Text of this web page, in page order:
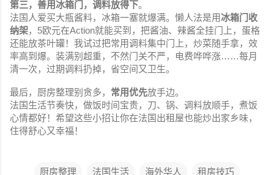
第三，善用冰箱门，调料放得下。
法国人爱买大瓶酱料，冰箱一塞就爆满。懒人法是用冰箱门收
纳架，5欧元在Action就能买到，把酱油、辣酱全挂门上，蛋格
还能放茶叶罐！我试过把常用调料集中门上，炒菜随手拿，效
率高到爆。装满别超重，不然门关不严，电费哗哗涨……每月
清一次，过期调料扔掉，省空间又卫生。
最后，厨房整理别贪多， 常用优先放手边。
法国生活节奏快，做饭时间宝贵，刀、锅、调料放顺手，煮饭
心情都好！希望这些小招让你在法国出租屋也能炒出家乡味，
住得舒心又幸福！
厨房整理 法国生活 海外华人 租房技巧